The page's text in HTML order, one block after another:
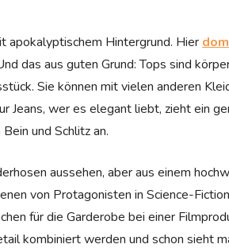
apokalyptischem Hintergrund. Hier
das aus guten Grund: Tops sind
Sie können mit vielen anderen
Jeans, wer es elegant liebt, zieht ein
und Schlitz an.
aussehen, aber aus einem
von Protagonisten in Science-
für die Garderobe bei einer
kombiniert werden und schon sieht